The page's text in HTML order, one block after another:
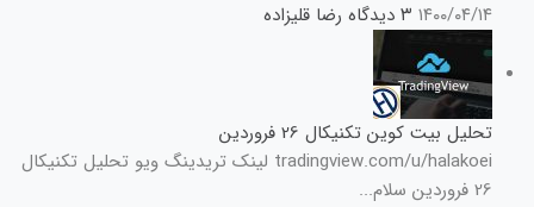
۱۴۰۰/۰۴/۱۴ ۳ دیدگاه رضا قلیزاده
تحلیل بیت کوین تکنیکال 26 فروردین
tradingview.com/u/halakoei لینک تریدینگ ویو تحلیل تکنیکال
26 فروردین سلام...